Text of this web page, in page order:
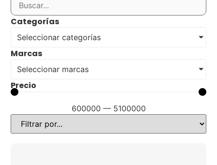
Categorías
Seleccionar categorías
Marcas
Seleccionar marcas
Precio
600000 — 5100000